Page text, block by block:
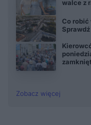
walce z
Co robić
Zobacz więcej